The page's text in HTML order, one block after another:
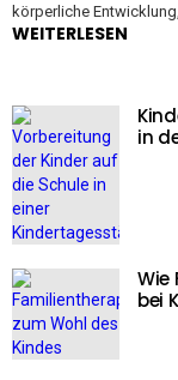
körperliche
WEITERLESEN
in
Wie
bei